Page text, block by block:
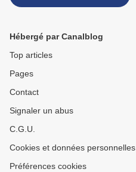
Hébergé par Canalblog
Top articles
Pages
Contact
Signaler un abus
C.G.U.
Cookies et données personnelles
Préférences cookies